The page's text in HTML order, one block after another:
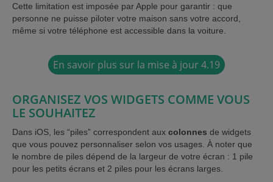
Cette limitation est imposée par Apple pour garantir : que
personne ne puisse piloter votre maison sans votre accord,
même si votre téléphone est accessible dans la voiture.
En savoir plus sur la mise à jour 4.19
ORGANISEZ VOS WIDGETS COMME VOUS
LE SOUHAITEZ
Dans iOS, les “piles” correspondent aux colonnes de widgets
que vous pouvez personnaliser selon vos usages. À noter que
le nombre de piles dépend de la largeur de votre écran : 1 pile
pour les petits écrans et 2 piles pour les écrans larges.